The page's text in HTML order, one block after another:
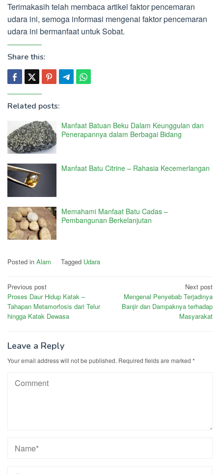
Terimakasih telah membaca artikel faktor pencemaran
udara ini, semoga informasi mengenai faktor pencemaran
udara ini bermanfaat untuk Sobat.
Share this:
Related posts:
Manfaat Batuan Beku Dalam Keunggulan dan
Penerapannya dalam Berbagai Bidang
Manfaat Batu Citrine – Rahasia Kecemerlangan
Memahami Manfaat Batu Cadas –
Pembangunan Berkelanjutan
Posted in Alam Tagged Udara
Post
navigation
Previous post
Proses Daur Hidup Katak –
Tahapan Metamorfosis dari Telur
hingga Katak Dewasa
Next post
Mengenal Penyebab Terjadinya
Banjir dan Dampaknya terhadap
Masyarakat
Leave a Reply
Your email address will not be published. Required fields are marked *